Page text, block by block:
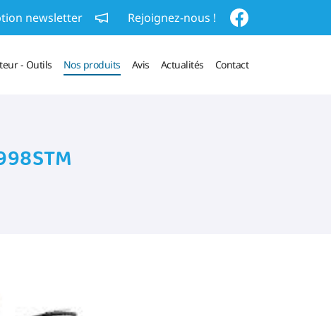
newsletter Rejoignez-nous !
- Outils Nos produits Avis Actualités Contact